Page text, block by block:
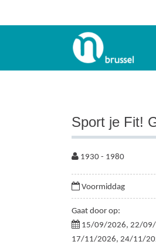
Sport je Fit!
1930 - 1980
Voormiddag
Gaat door op:
15/09/2026, 22/
17/11/2026, 24/11/